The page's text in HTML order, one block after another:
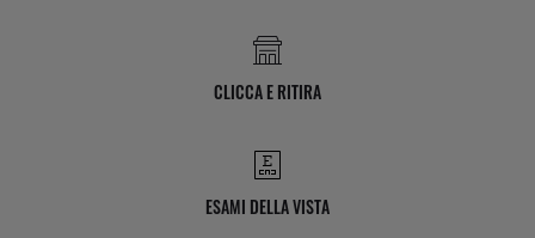
CLICCA E RITIRA
ESAMI DELLA VISTA